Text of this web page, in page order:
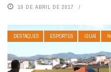
10 DE ABRIL DE 2017
DESTAQUES ESPORTES IGUAÍ